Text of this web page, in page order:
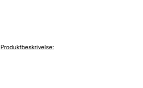
Produktbeskrivelse: